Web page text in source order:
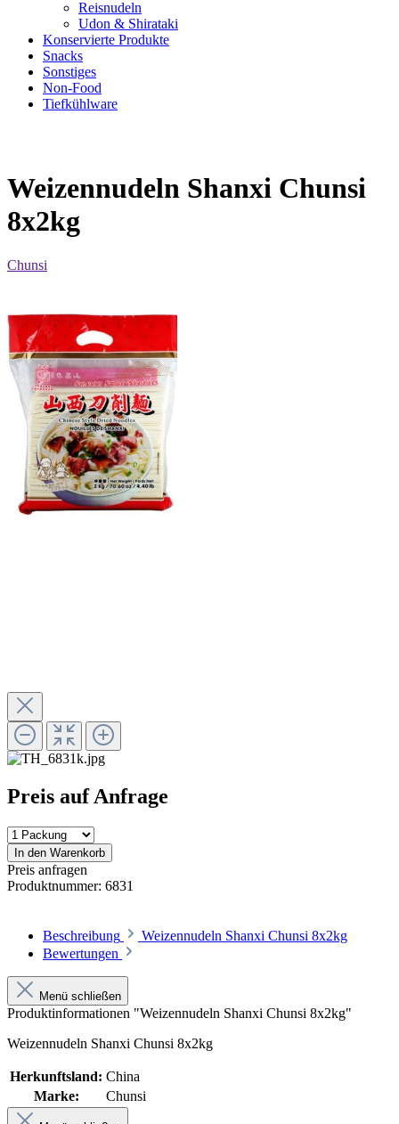
Reisnudeln
Udon & Shirataki
Konservierte Produkte
Snacks
Sonstiges
Non-Food
Tiefkühlware
Weizennudeln Shanxi Chunsi
8x2kg
Chunsi
Preis auf Anfrage
In den Warenkorb
Preis anfragen
Produktnummer: 6831
Beschreibung
Weizennudeln Shanxi Chunsi 8x2kg
Bewertungen
Menü schließen
Produktinformationen "Weizennudeln Shanxi Chunsi 8x2kg"
Weizennudeln Shanxi Chunsi 8x2kg
Herkunftsland: China
Marke:
Chunsi